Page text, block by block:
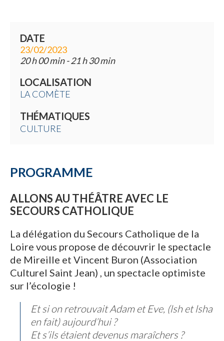
DATE
23/02/2023
20 h 00 min - 21 h 30 min
LOCALISATION
LA COMÈTE
THÉMATIQUES
CULTURE
PROGRAMME
ALLONS AU THÉÂTRE AVEC LE
SECOURS CATHOLIQUE
La délégation du Secours Catholique de la
Loire vous propose de découvrir le spectacle
de Mireille et Vincent Buron (Association
Culturel Saint Jean) , un spectacle optimiste
sur l’écologie !
Et si on retrouvait Adam et Eve, (lsh et lsha
en fait) aujourd’hui ?
Et s’ils étaient devenus maraîchers ?